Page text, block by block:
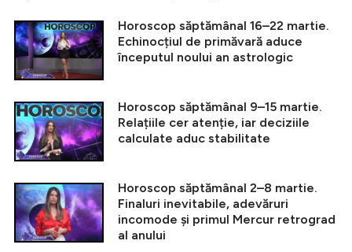
Horoscop săptămânal 16–22 martie.
Echinocțiul de primăvară aduce
începutul noului an astrologic
Horoscop săptămânal 9–15 martie.
Relațiile cer atenție, iar deciziile
calculate aduc stabilitate
Horoscop săptămânal 2–8 martie.
Finaluri inevitabile, adevăruri
incomode și primul Mercur retrograd
al anului